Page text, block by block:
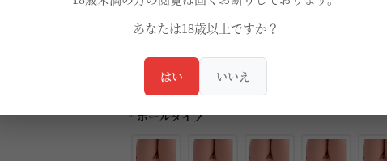
ヴァギナカラー
* ホールタイプ
あなたは18歳以上ですか？
はい いいえ